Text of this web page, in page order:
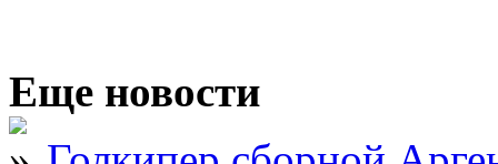
Еще новости